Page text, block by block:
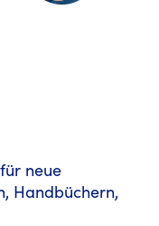
neue
Handbüchern,